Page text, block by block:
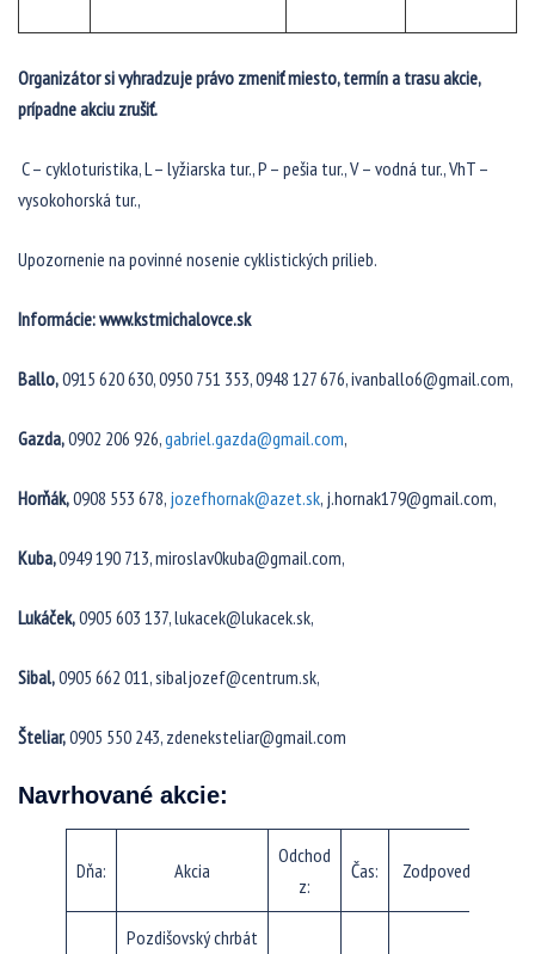
Organizátor si vyhradzuje právo zmeniť miesto, termín a trasu akcie,
prípadne akciu zrušiť.
C – cykloturistika, L – lyžiarska tur., P – pešia tur., V – vodná tur., VhT –
vysokohorská tur.,
Upozornenie na povinné nosenie cyklistických prilieb.
Informácie: www.kstmichalovce.sk
Ballo,0915 620 630, 0950 751 353, 0948 127 676, ivanballo6@gmail.com,
Gazda,0902 206 926,gabriel.gazda@gmail.com,
Horňák,0908 553 678, jozefhornak@azet.sk, j.hornak179@gmail.com,
Kuba,0949 190 713, miroslav0kuba@gmail.com,
Lukáček,0905 603 137, lukacek@lukacek.sk,
Sibal,0905 662 011, sibaljozef@centrum.sk,
Šteliar,0905 550 243, zdeneksteliar@gmail.com
Navrhované akcie:
Dňa: Akcia
Odchod
z:
Čas: Zodpovedný
Pozdišovský chrbát